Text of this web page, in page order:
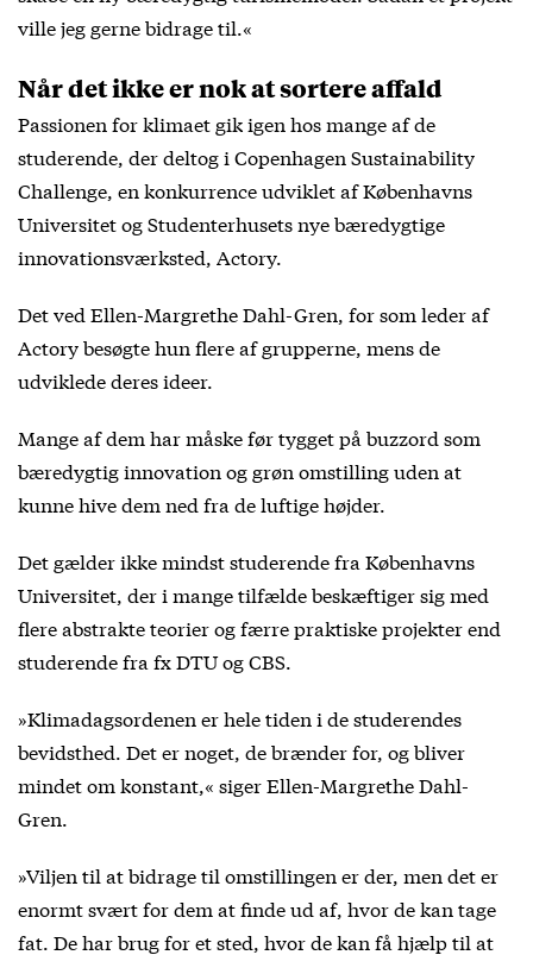
ville jeg gerne bidrage til.«
Når det ikke er nok at sortere affald
Passionen for klimaet gik igen hos mange af de
studerende, der deltog i Copenhagen Sustainability
Challenge, en konkurrence udviklet af Københavns
Universitet og Studenterhusets nye bæredygtige
innovationsværksted, Actory.
Det ved Ellen-Margrethe Dahl-Gren, for som leder af
Actory besøgte hun flere af grupperne, mens de
udviklede deres ideer.
Mange af dem har måske før tygget på buzzord som
bæredygtig innovation og grøn omstilling uden at
kunne hive dem ned fra de luftige højder.
Det gælder ikke mindst studerende fra Københavns
Universitet, der i mange tilfælde beskæftiger sig med
flere abstrakte teorier og færre praktiske projekter end
studerende fra fx DTU og CBS.
»Klimadagsordenen er hele tiden i de studerendes
bevidsthed. Det er noget, de brænder for, og bliver
mindet om konstant,« siger Ellen-Margrethe Dahl-
Gren.
»Viljen til at bidrage til omstillingen er der, men det er
enormt svært for dem at finde ud af, hvor de kan tage
fat. De har brug for et sted, hvor de kan få hjælp til at